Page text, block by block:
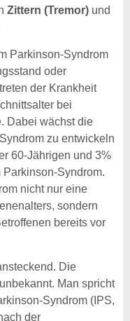
Zittern (Tremor) und
Parkinson-Syndrom
oder
der Krankheit
bei
Dabei wächst die
zu entwickeln
60-Jährigen und 3%
Syndrom.
nicht nur eine
sondern
bereits vor
Die
Man spricht
Syndrom (IPS,
der